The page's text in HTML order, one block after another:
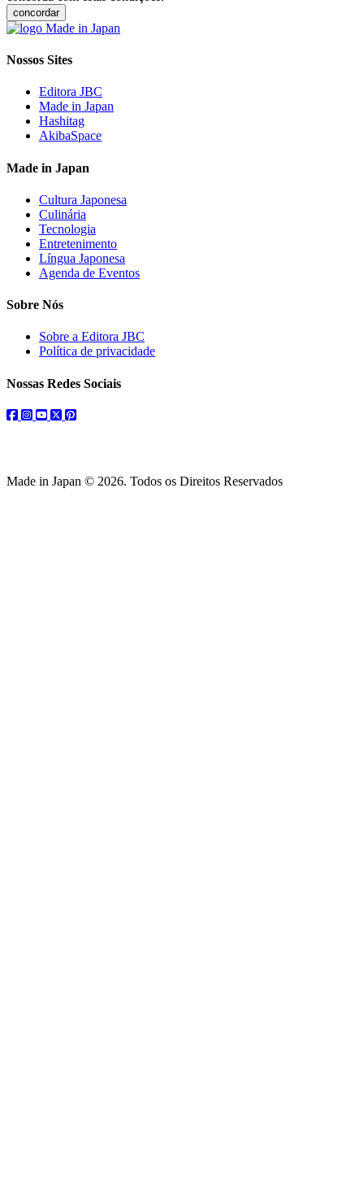
concordar
Nossos Sites
Editora JBC
Made in Japan
Hashitag
AkibaSpace
Made in Japan
Cultura Japonesa
Culinária
Tecnologia
Entretenimento
Língua Japonesa
Agenda de Eventos
Sobre Nós
Sobre a Editora JBC
Política de privacidade
Nossas Redes Sociais
facebook
instagram
youtube
twitterpinterest
Made in Japan © 2026. Todos os Direitos Reservados